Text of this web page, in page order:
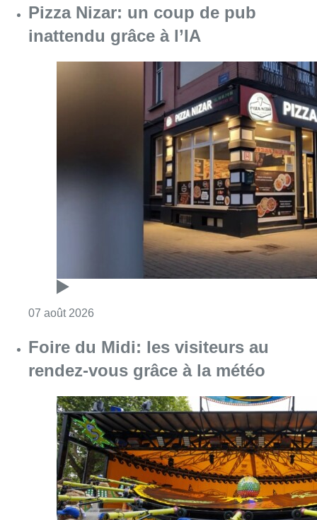
Pizza Nizar: un coup de pub
inattendu grâce à l’IA
07 août 2026
Foire du Midi: les visiteurs au
rendez-vous grâce à la météo